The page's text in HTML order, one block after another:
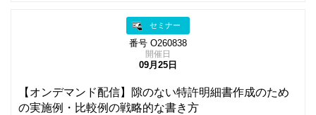
セミナー
番号 O260838
開催日
09月25日
【オンデマンド配信】隙のない特許明細書作成のため
の実施例・比較例の戦略的な書き方